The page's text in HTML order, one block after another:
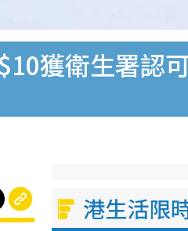
獲衛生署認
港生活限